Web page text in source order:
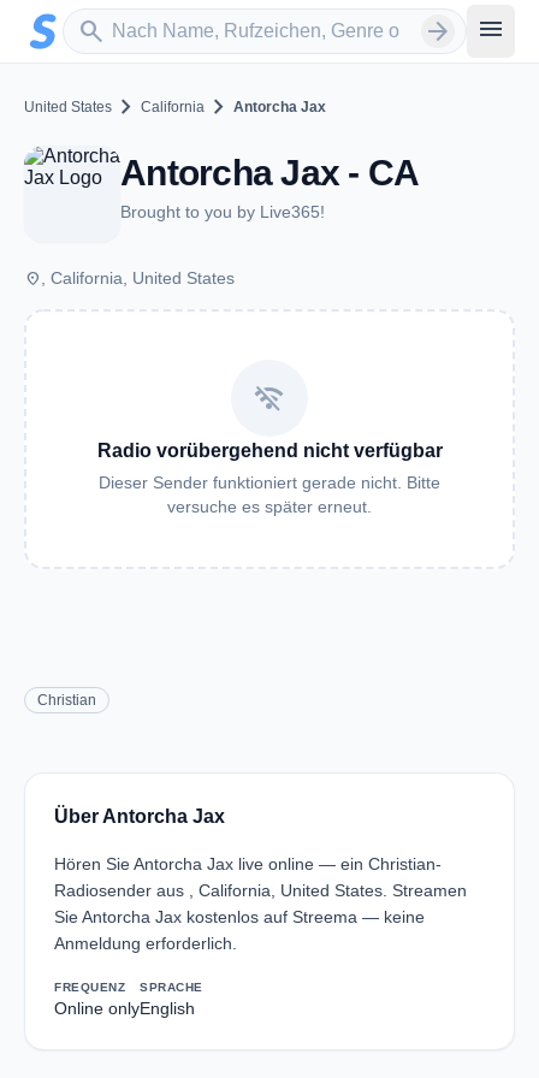
Zum Hauptinhalt springen
search
Sender suchen arrow_forward menu
United States chevron_right California chevron_right Antorcha Jax
Antorcha Jax - CA
Brought to you by Live365!
place , California, United States
wifi_off
Radio vorübergehend nicht verfügbar
Dieser Sender funktioniert gerade nicht. Bitte
versuche es später erneut.
Christian
Über Antorcha Jax
Hören Sie Antorcha Jax live online — ein Christian-
Radiosender aus , California, United States. Streamen
Sie Antorcha Jax kostenlos auf Streema — keine
Anmeldung erforderlich.
FREQUENZ
Online only
SPRACHE
English